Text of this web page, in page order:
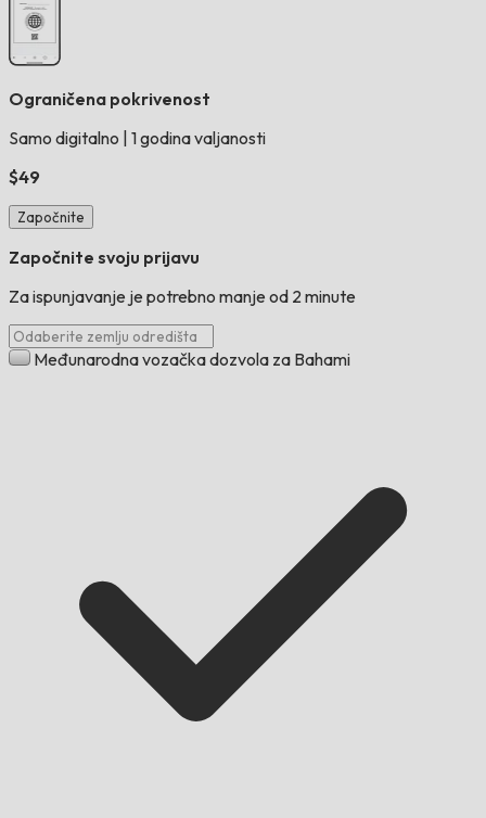
Ograničena pokrivenost
Samo digitalno 1 godina valjanosti
$49
Započnite
Započnite svoju prijavu
Za ispunjavanje je potrebno manje od 2 minute
Međunarodna vozačka dozvola za Bahami